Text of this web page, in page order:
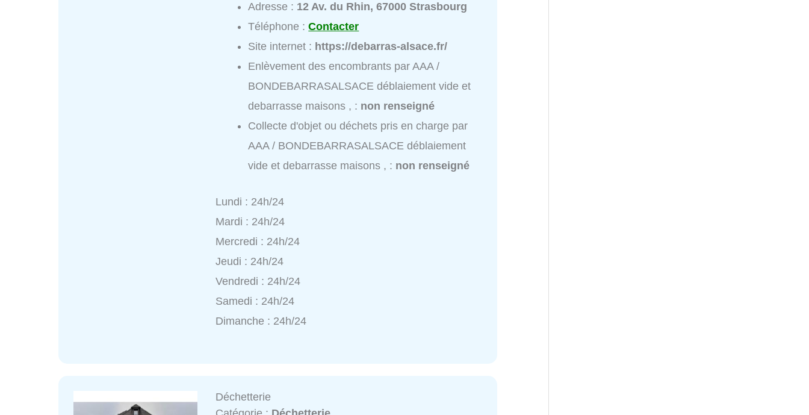
Adresse : 12 Av. du Rhin, 67000 Strasbourg
Téléphone :Contacter
Site internet : https://debarras-alsace.fr/
Enlèvement des encombrants par AAA /
BONDEBARRASALSACE déblaiement vide et
debarrasse maisons , : non renseigné
Collecte d'objet ou déchets pris en charge par
AAA / BONDEBARRASALSACE déblaiement
vide et debarrasse maisons , : non renseigné
Lundi : 24h/24
Mardi : 24h/24
Mercredi : 24h/24
Jeudi : 24h/24
Vendredi : 24h/24
Samedi : 24h/24
Dimanche : 24h/24
Déchetterie